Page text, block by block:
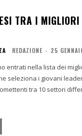
TRA I
REDAZIONE - 25
entrati nella lista dei
seleziona i giovani